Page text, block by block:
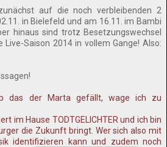
auf die noch verbleibenden 2
in Bielefeld und am 16.11. im Bambi
hinaus sind trotz Besetzungswechsel
Saison 2014 in vollem Gange! Also:
das der Marta gefällt, wage ich zu
im Hause TODTGELICHTER und ich bin
die Zukunft bringt. Wer sich also mit
identifizieren kann und zudem noch